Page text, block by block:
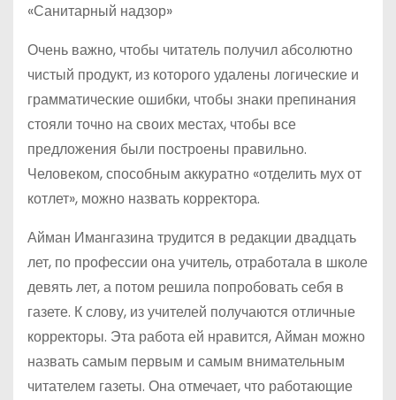
«Санитарный надзор»
Очень важно, чтобы читатель получил абсолютно
чистый продукт, из которого удалены логические и
грамматические ошибки, чтобы знаки препинания
стояли точно на своих местах, чтобы все
предложения были построены правильно.
Человеком, способным аккуратно «отделить мух от
котлет», можно назвать корректора.
Айман Имангазина трудится в редакции двадцать
лет, по профессии она учитель, отработала в школе
девять лет, а потом решила попробовать себя в
газете. К слову, из учителей получаются отличные
корректоры. Эта работа ей нравится, Айман можно
назвать самым первым и самым внимательным
читателем газеты. Она отмечает, что работающие